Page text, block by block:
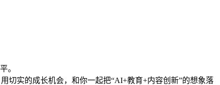
。
切实的成长机会，和你一起把“AI+教育+内容创新”的想象落